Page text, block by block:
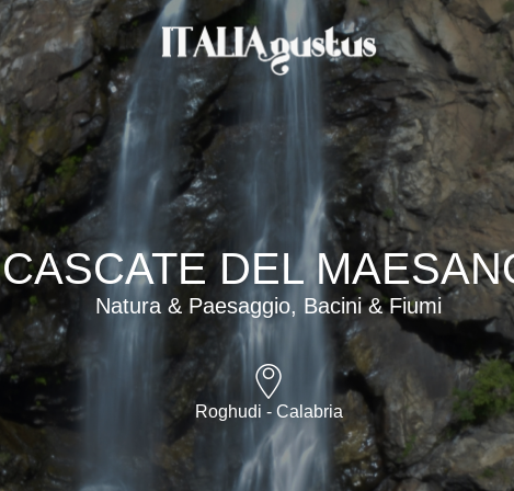
CASCATE DEL
Natura & Paesaggio, Bacini & Fiumi
Roghudi - Calabria